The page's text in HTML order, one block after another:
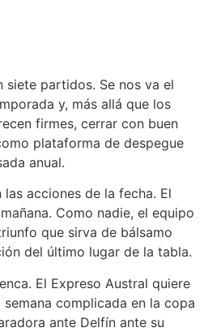
siete partidos. Se nos va el
y, más allá que los
firmes, cerrar con buen
plataforma de despegue
anual.
acciones de la fecha. El
Como nadie, el equipo
que sirva de bálsamo
del último lugar de la tabla.
El Expreso Austral quiere
semana complicada en la copa
ante Delfín ante su